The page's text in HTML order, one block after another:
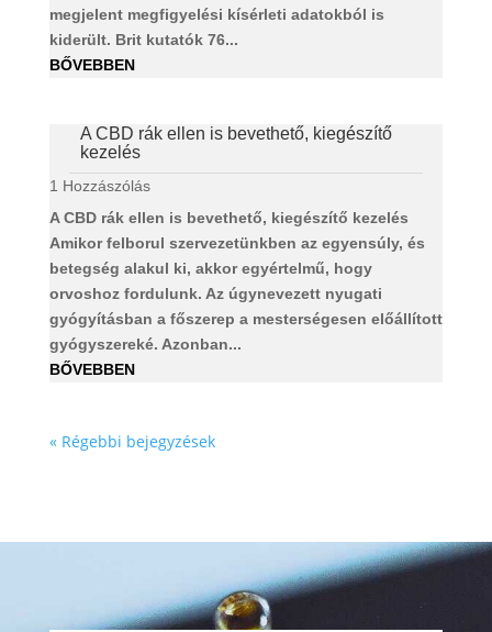
megjelent megfigyelési kísérleti adatokból is
kiderült. Brit kutatók 76...
BŐVEBBEN
A CBD rák ellen is bevethető, kiegészítő
kezelés
1 Hozzászólás
A CBD rák ellen is bevethető, kiegészítő kezelés
Amikor felborul szervezetünkben az egyensúly, és
betegség alakul ki, akkor egyértelmű, hogy
orvoshoz fordulunk. Az úgynevezett nyugati
gyógyításban a főszerep a mesterségesen előállított
gyógyszereké. Azonban...
BŐVEBBEN
« Régebbi bejegyzések